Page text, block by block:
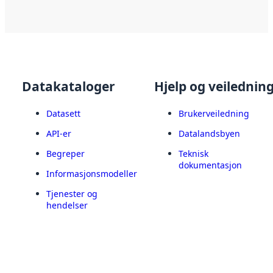
Datakataloger
Datasett
API-er
Begreper
Informasjonsmodeller
Tjenester og
hendelser
Hjelp og
Brukerveiledning
Datalandsbyen
Teknisk
dokumentasjon